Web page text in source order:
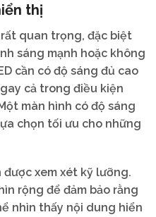
thị
quan trọng, đặc biệt
sáng mạnh hoặc không
cần có độ sáng đủ cao
cả trong điều kiện
màn hình có độ sáng
chọn tối ưu cho những
xem xét kỹ lưỡng.
rộng để đảm bảo rằng
nhìn thấy nội dung hiển